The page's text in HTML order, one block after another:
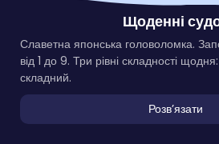
Щоденні
Славетна японська головоломка.
від 1 до 9. Три рівні складності
складний.
Розвʼязати